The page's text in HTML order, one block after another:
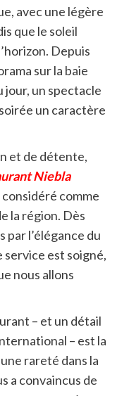
avec une légère
que le soleil
Depuis
sur la baie
jour, un spectacle
un caractère
et de détente,
Niebla
comme
la région. Dès
par l’élégance du
est soigné,
nous allons
– et un détail
– est la
rareté dans la
a convaincus de